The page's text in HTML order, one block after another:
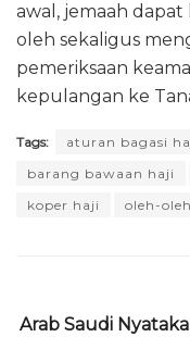
awal, jemaah
oleh sekaligus
pemeriksaan
kepulangan ke
Tags: aturan bagasi
barang bawaan haji
koper haji
oleh-
Arab Saudi